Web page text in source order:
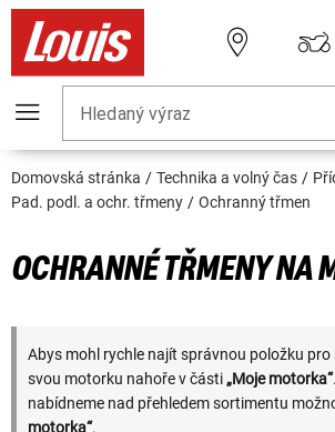
Hledaný výraz
Domovská stránka Technika a volný čas
Pad. podl. a ochr. třmeny
Ochranný třmen
OCHRANNÉ TŘMENY NA
Abys mohl rychle najít správnou položku
svou motorku nahoře v části„Moje motorka“
nabídneme nad přehledem sortimentu
motorka“.